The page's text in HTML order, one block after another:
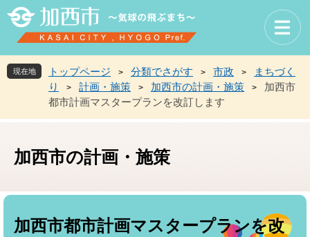
先
頭
を
飛
現在地 トップページ > 分類でさがす > 市政 >
まちづく
り
> 計画・施策 > 加西市の計画・施策 >
加西市
都市計画マスタープランを改訂します
加西市の計画・施策
本
加西市都市計画マスタープランを改